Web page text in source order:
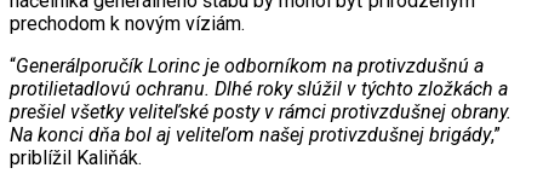
prechodom k novým víziám.
“Generálporučík Lorinc je odborníkom na protivzdušnú a
protilietadlovú ochranu. Dlhé roky slúžil v týchto zložkách a
prešiel všetky veliteľské posty v rámci protivzdušnej obrany.
Na konci dňa bol aj veliteľom našej protivzdušnej brigády,”
priblížil Kaliňák.